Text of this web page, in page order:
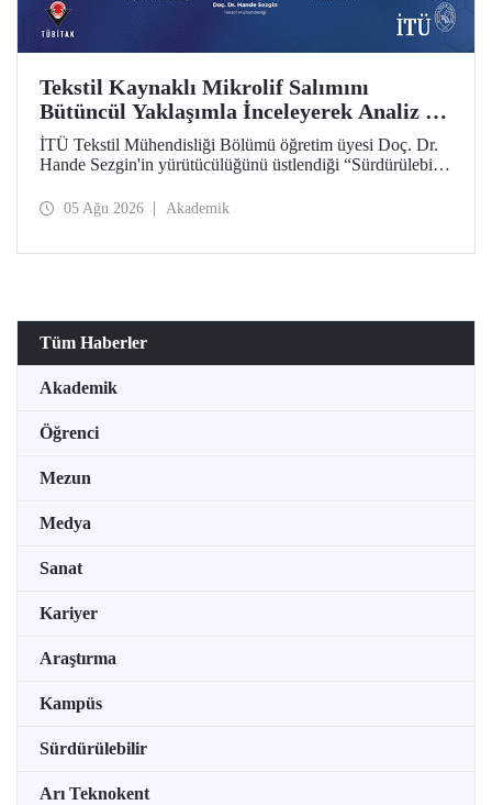
Tekstil Kaynaklı Mikrolif Salımını
Bütüncül Yaklaşımla İnceleyerek Analiz ve
Azaltım Stratejileri Geliştirecek Projeye
TÜBİTAK Desteği
İTÜ Tekstil Mühendisliği Bölümü öğretim üyesi Doç. Dr.
Hande Sezgin'in yürütücülüğünü üstlendiği “Sürdürülebilir
Koşullarına Bağlı Mikrolif Salımı: Aşınma, UV Maruziyeti
05 Ağu 2026 Akademik
Tüm Haberler
Akademik
Öğrenci
Mezun
Medya
Sanat
Kariyer
Araştırma
Kampüs
Sürdürülebilir
Arı Teknokent